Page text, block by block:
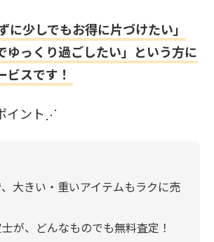
に少しでもお得に片づけたい」
ゆっくり過ごしたい」という方に
ビスです！
イント⋰
大きい・重いアイテムもラクに売
が、どんなものでも無料査定！